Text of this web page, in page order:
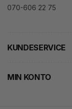
070-606 22 75
KUNDESERVICE
MIN KONTO